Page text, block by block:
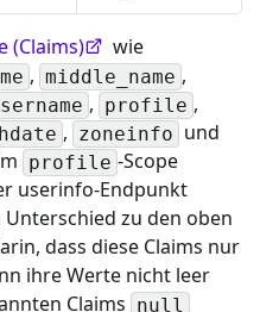
(Claims) wie
, middle_name ,
, profile ,
, zoneinfo und
profile -Scope
userinfo-Endpunkt
zu den oben
dass diese Claims nur
ihre Werte nicht leer
Claims null